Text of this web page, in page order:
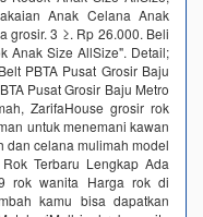
Anak Celana Anak
grosir. 3 ≥. Rp 26.000. Beli
Anak Size AllSize". Detail;
PBTA Pusat Grosir Baju
Pusat Grosir Baju Metro
ZarifaHouse grosir rok
untuk menemani kawan
dan celana mulimah model
Terbaru Lengkap Ada
rok wanita Harga rok di
kamu bisa dapatkan